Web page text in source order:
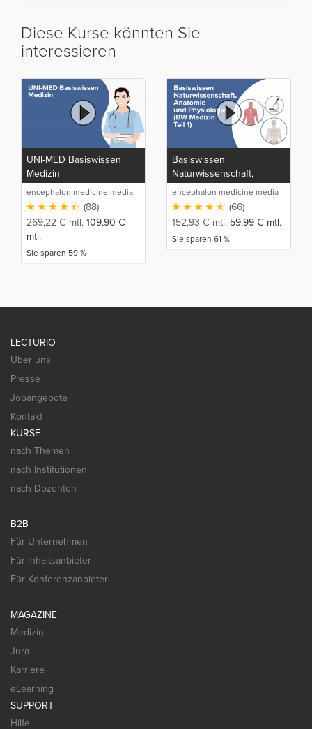
Diese Kurse könnten Sie
interessieren
UNI-MED Basiswissen
Medizin
encephalon medicine media
production GmbH(88)
269,22€mtl. 109,90 €
mtl.
Sie sparen 59 %
Basiswissen
Naturwissenschaft,
Anatomie und Physiologie
(BW Medizin Teil 1)
encephalon medicine media
production GmbH(66)
152,93€mtl. 59,99 € mtl.
Sie sparen 61 %
LECTURIO
Über uns
Presse
Jobangebote
Kontakt
KURSE
nach Themen
nach Institutionen
nach Dozenten
B2B
Für Unternehmen
Für Inhaltsanbieter
Für Konferenzanbieter
MAGAZINE
Medizin
Jura
Karriere
eLearning
SUPPORT
Hilfe